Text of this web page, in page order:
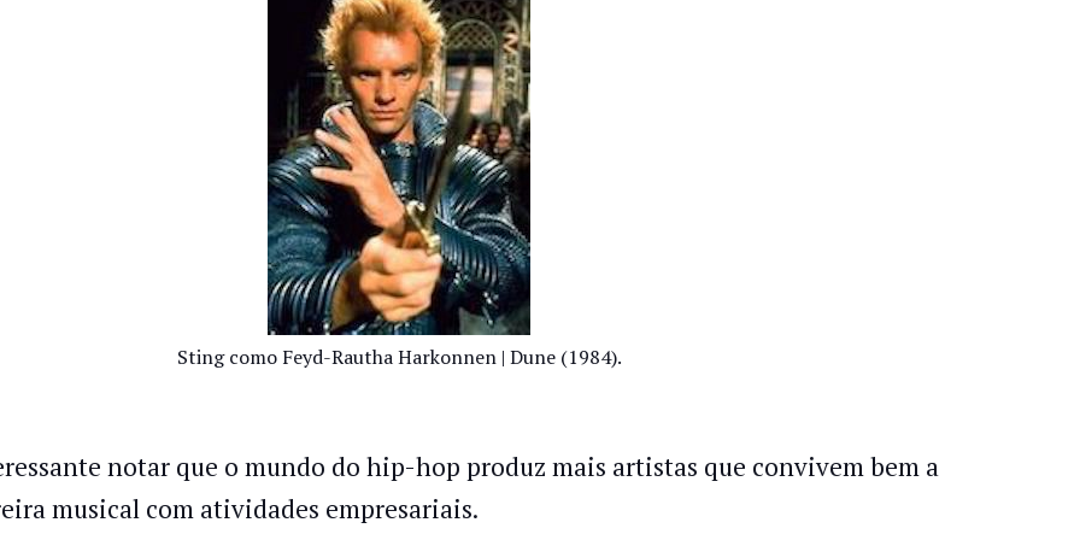
Sting como Feyd-Rautha Harkonnen | Dune (1984).
notar que o mundo do hip-hop produz mais artistas que convivem bem a
musical com atividades empresariais.